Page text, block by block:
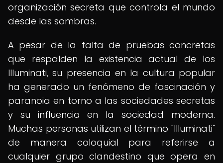
organización secreta que controla el mundo
desde las sombras.
A pesar de la falta de pruebas concretas
que respalden la existencia actual de los
Illuminati, su presencia en la cultura popular
ha generado un fenómeno de fascinación y
paranoia en torno a las sociedades secretas
y su influencia en la sociedad moderna.
Muchas personas utilizan el término "Illuminati"
de manera coloquial para referirse a
cualquier grupo clandestino que opera en